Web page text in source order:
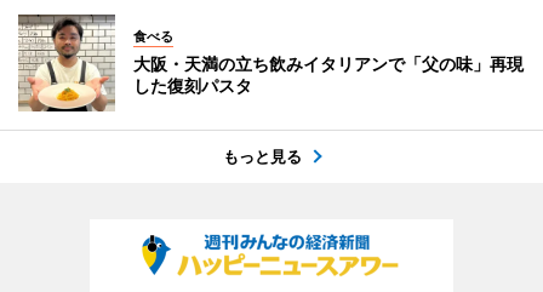
食べる
大阪・天満の立ち飲みイタリアンで「父の味」再現
した復刻パスタ
もっと見る